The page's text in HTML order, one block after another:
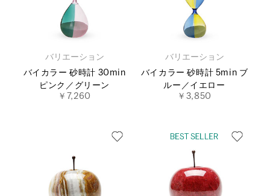
バリエーション
バイカラー 砂時計 30min
ピンク／グリーン
￥7,260
バリエーション
バイカラー 砂時計 5min ブ
ルー／イエロー
￥3,850